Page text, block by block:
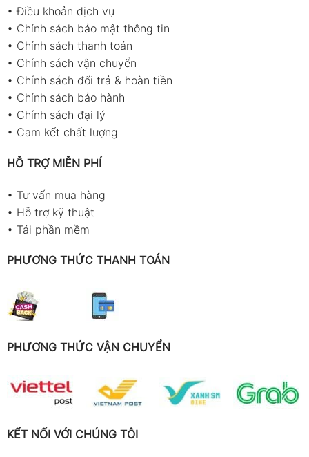
•Điều khoản dịch vụ
• Chính sách bảo mật thông tin
• Chính sách thanh toán
• Chính sách vận chuyển
• Chính sách đổi trả & hoàn tiền
• Chính sách bảo hành
• Chính sách đại lý
• Cam kết chất lượng
HỖ TRỢ MIỄN PHÍ
• Tư vấn mua hàng
• Hỗ trợ kỹ thuật
• Tải phần mềm
PHƯƠNG THỨC THANH TOÁN
PHƯƠNG THỨC VẬN CHUYỂN
KẾT NỐI VỚI CHÚNG TÔI